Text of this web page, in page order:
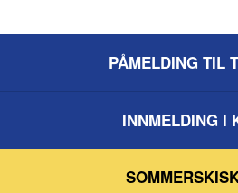
PÅMELDING TIL
INNMELDING I